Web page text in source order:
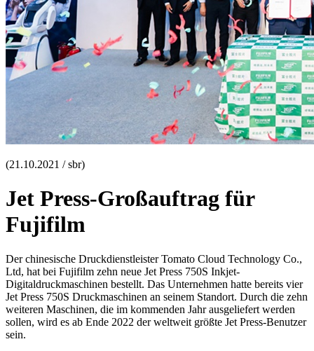
(21.10.2021 / sbr)
Jet Press-Großauftrag für
Fujifilm
Der chinesische Druckdienstleister Tomato Cloud Technology Co.,
Ltd, hat bei Fujifilm zehn neue Jet Press 750S Inkjet-
Digitaldruckmaschinen bestellt. Das Unternehmen hatte bereits vier
Jet Press 750S Druckmaschinen an seinem Standort. Durch die zehn
weiteren Maschinen, die im kommenden Jahr ausgeliefert werden
sollen, wird es ab Ende 2022 der weltweit größte Jet Press-Benutzer
sein.